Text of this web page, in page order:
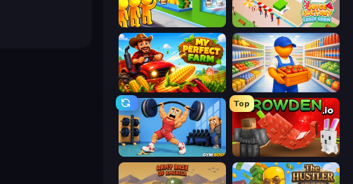
Coffee Idle Juice Factory - Fruit Farm
My Perfect Farm Supermarket Manager
Gym Boss
Top
Grow A Garden | Growden.io